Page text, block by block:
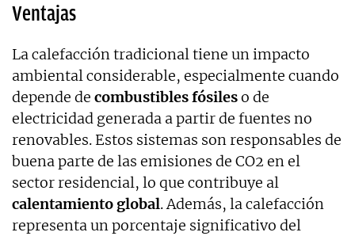
Ventajas
La calefacción tradicional tiene un impacto
ambiental considerable, especialmente cuando
depende de combustibles fósileso de
electricidad generada a partir de fuentes no
renovables. Estos sistemas son responsables de
buena parte de las emisiones de CO2 en el
sector residencial, lo que contribuye al
calentamiento global. Además, la calefacción
representa un porcentaje significativo del